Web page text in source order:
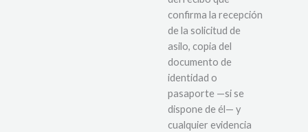
confirma la recepción
de la solicitud de
asilo, copia del
documento de
identidad o
pasaporte —si se
dispone de él— y
cualquier evidencia